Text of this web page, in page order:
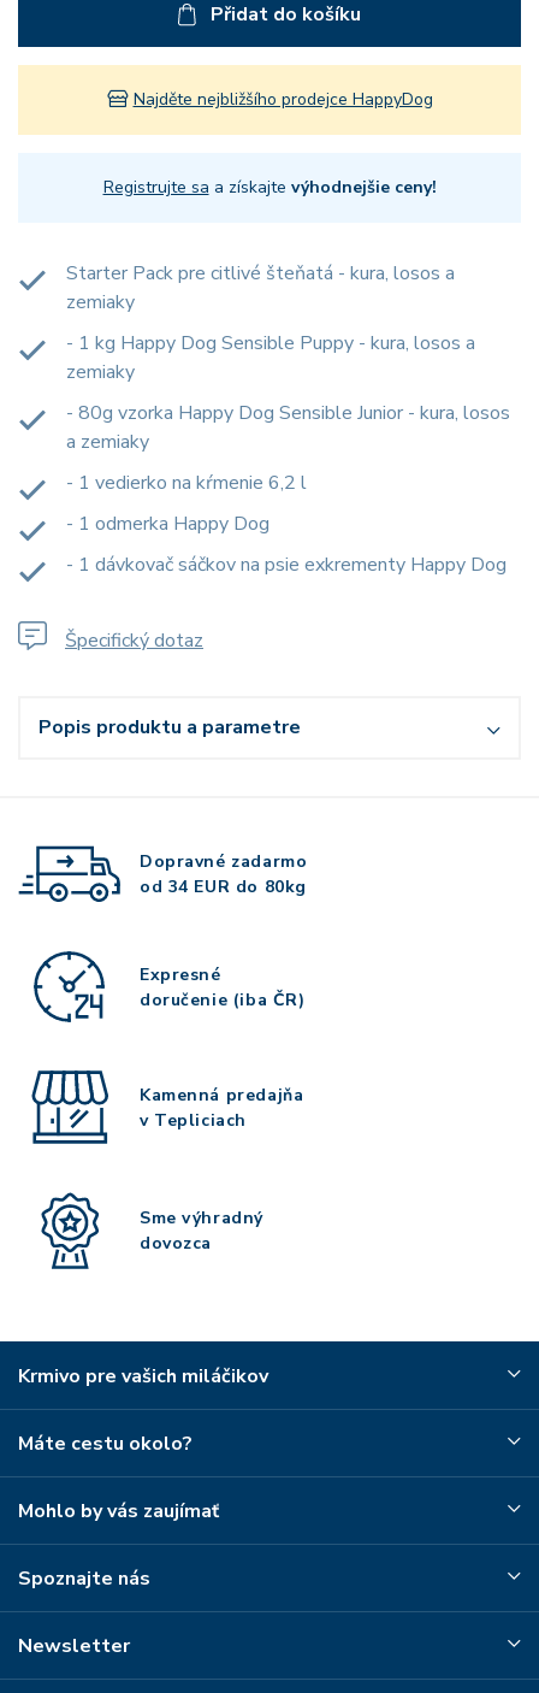
Přidat do košíku
Najděte nejbližšího prodejce HappyDog
Registrujte sa a získajte výhodnejšie ceny!
Starter Pack pre citlivé šteňatá - kura, losos a
zemiaky
- 1 kg Happy Dog Sensible Puppy - kura, losos a
zemiaky
- 80g vzorka Happy Dog Sensible Junior - kura, losos
a zemiaky
- 1 vedierko na kŕmenie 6,2 l
- 1 odmerka Happy Dog
- 1 dávkovač sáčkov na psie exkrementy Happy Dog
Špecifický dotaz
Popis produktu a parametre
Dopravné zadarmo
od 34 EUR do 80kg
Expresné
doručenie (iba ČR)
Kamenná predajňa
v Tepliciach
Sme výhradný
dovozca
Krmivo pre vašich miláčikov
Máte cestu okolo?
Mohlo by vás zaujímať
Spoznajte nás
Newsletter